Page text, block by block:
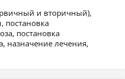
и вторичный),
постановка
постановка
назначение лечения,